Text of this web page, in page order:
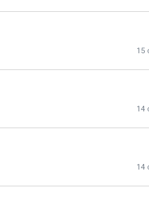
15
14
14